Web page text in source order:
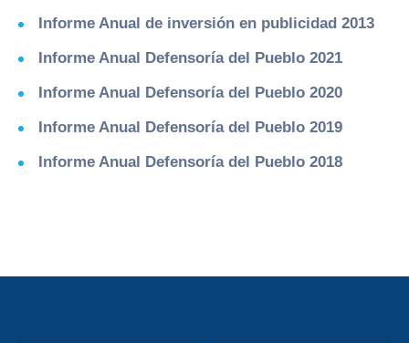
Informe Anual de inversión en publicidad 2013
Informe Anual Defensoría del Pueblo 2021
Informe Anual Defensoría del Pueblo 2020
Informe Anual Defensoría del Pueblo 2019
Informe Anual Defensoría del Pueblo 2018